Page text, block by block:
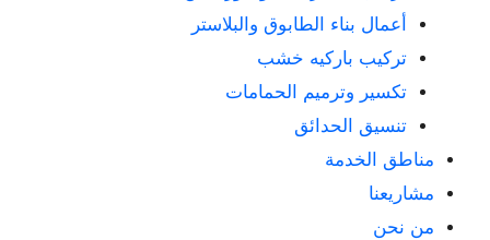
أعمال بناء الطابوق والبلاستر
تركيب باركيه خشب
تكسير وترميم الحمامات
تنسيق الحدائق
مناطق الخدمة
مشاريعنا
من نحن